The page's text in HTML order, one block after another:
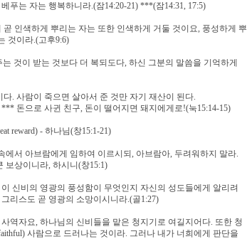
푸는 자는 행복하니라.(잠14:20-21) ***(잠14:31, 17:5)
인색하게 뿌리는 자는 또한 인색하게 거둘 것이요, 풍성하게 뿌
것이라.(고후9:6)
것이 받는 것보다 더 복되도다, 하신 그분의 말씀을 기억하게
. 사람이 죽으면 살아서 준 것만 자기 재산이 된다.
돈으로 사귄 친구, 돈이 떨어지면 돼지에게로!(눅15:14-15)
reward) - 하나님(창15:1-21)
서 아브람에게 임하여 이르시되, 아브람아, 두려워하지 말라.
보상이니라, 하시니(창15:1)
신비의 영광의 풍성함이 무엇인지 자신의 성도들에게 알리려
리스도 곧 영광의 소망이시니라.(골1:27)
역자요, 하나님의 신비들을 맡은 청지기로 여길지어다. 또한 청
사람으로 드러나는 것이라. 그러나 내가 너희에게 판단을